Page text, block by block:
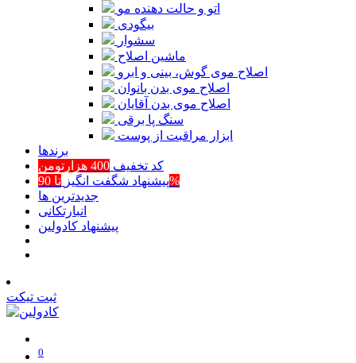
اتو و حالت دهنده مو
بیگودی
سشوار
ماشین اصلاح
اصلاح موی گوش، بینی و ابرو
اصلاح موی بدن بانوان
اصلاح موی بدن آقایان
سنگ پا برقی
ابزار مراقبت از پوست
برند‌ها
کد تخفیف 400 هزارتومن
پیشنهاد شگفت انگیزتا 90%
جدیدترین ها
انبارتکانی
پیشنهاد کادولین
ثبت تیکت
0